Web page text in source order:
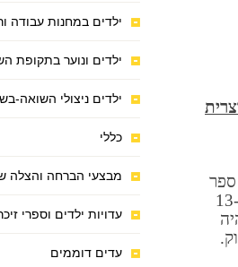
למדה בבית ספר
עממי כיתות א'-ג'. היו לה שלוש אחיות, משפחתה נספתה בתקופת השואה, והיא היחידה ששרדה. ב-13
היה
ילדים במחנות עבודה
ילדים ונוער בתקופת
ילדים ניצולי השואה-
כללי
מבצעי הברחה והצלה
עדויות ילדים וספרי
עדים דוממים